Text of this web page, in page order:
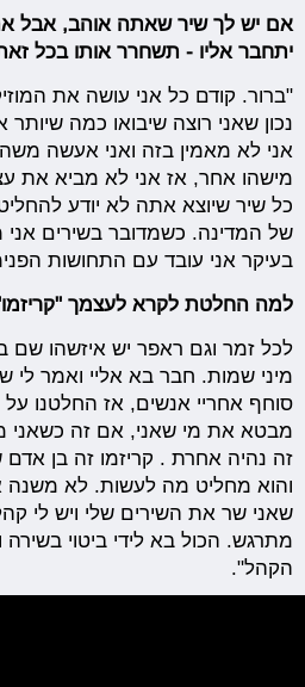
אם יש לך שיר שאתה אוהב, אבל
יתחבר אליו - תשחרר אותו בכל
"ברור. קודם כל אני עושה את
נכון שאני רוצה שיבואו כמה
אני לא מאמין בזה ואני אעשה
מישהו אחר, אז אני לא מביא את
כל שיר שיוצא אתה לא יודע
של המדינה. כשמדובר בשירים
בעיקר אני עובד עם התחושות
למה החלטת לקרא לעצמך
לכל זמר וגם ראפר יש איזשהו שם
מיני שמות. חבר בא אליי ואמר לי
סוחף אחריי אנשים, אז החלטנו
מבטא את מי שאני, אם זה כשאני
זה נהיה אחרת . קריזמו זה בן
והוא מחליט מה לעשות. לא משנה
שאני שר את השירים שלי ויש לי
מתרגש. הכול בא לידי ביטוי
הקהל".